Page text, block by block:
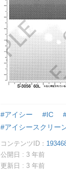
#アイシー #IC
#アイシースクリー
コンテンツID：
公開日 : 3 年前
更新日 : 3 年前